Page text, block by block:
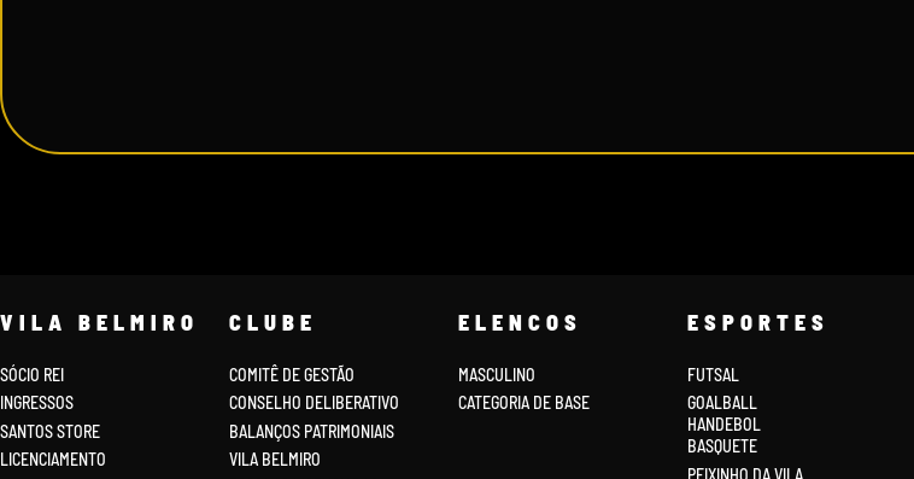
VILA BELMIRO
SÓCIO REI
INGRESSOS
SANTOS STORE
LICENCIAMENTO
CLUBE
COMITÊ DE GESTÃO
CONSELHO DELIBERATIVO
BALANÇOS PATRIMONIAIS
VILA BELMIRO
ELENCOS
MASCULINO
CATEGORIA DE BASE
ESPORTES
FUTSAL
GOALBALL
HANDEBOL
BASQUETE
PEIXINHO DA VILA